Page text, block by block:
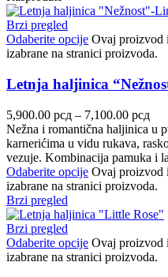
Brzi pregled
Odaberite opcije Ovaj proizvod
izabrane na stranici proizvoda.
Letnja haljinica
5,900.00 рсд – 7,100.00 рсд
Nežna i romantična haljinica u
karnerićima u vidu rukava,
vezuje. Kombinacija pamuka i
Odaberite opcije Ovaj proizvod
izabrane na stranici proizvoda.
Brzi pregled
Brzi pregled
Odaberite opcije Ovaj proizvod
izabrane na stranici proizvoda.